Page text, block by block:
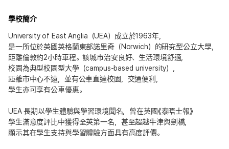
學校簡介
University of East Anglia（UEA）成立於1963年，
是一所位於英國英格蘭東部諾里奇（Norwich）的研究型公立大學，
距離倫敦約2小時車程。該城市治安良好、生活環境舒適，
校園為典型校園型大學（campus-based university），
距離市中心不遠，並有公車直達校園，交通便利，
學生亦可享有公車優惠。
UEA 長期以學生體驗與學習環境聞名，曾在英國《泰晤士報》
學生滿意度評比中獲得全英第一名，甚至超越牛津與劍橋，
顯示其在學生支持與學習體驗方面具有高度評價。